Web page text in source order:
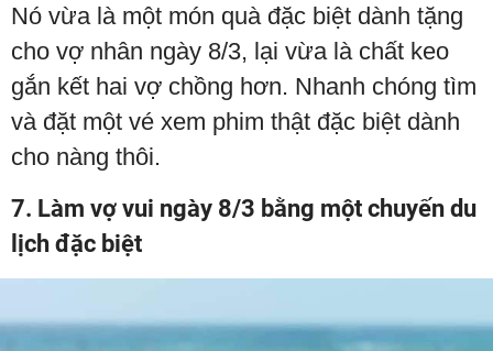
Nó vừa là một món quà đặc biệt dành tặng
cho vợ nhân ngày 8/3, lại vừa là chất keo
gắn kết hai vợ chồng hơn. Nhanh chóng tìm
và đặt một vé xem phim thật đặc biệt dành
cho nàng thôi.
7. Làm vợ vui ngày 8/3 bằng một chuyến du
lịch đặc biệt